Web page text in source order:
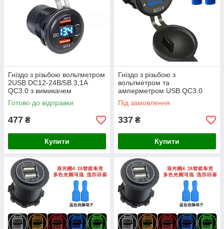
Гніздо з різьбою вольтметром
2USB DC12-24В/5В 3,1A
QC3.0 з вимикачем
51×37×28мм, гумова кришка,
червоне
Готово до відправки
477 ₴
Купити
Гніздо з різьбою з
вольтметром та
амперметром USB QC3.0
DC12-24В/5В 3,1A
51×37×28мм, гумова кришка,
Під замовлення
337 ₴
Купити